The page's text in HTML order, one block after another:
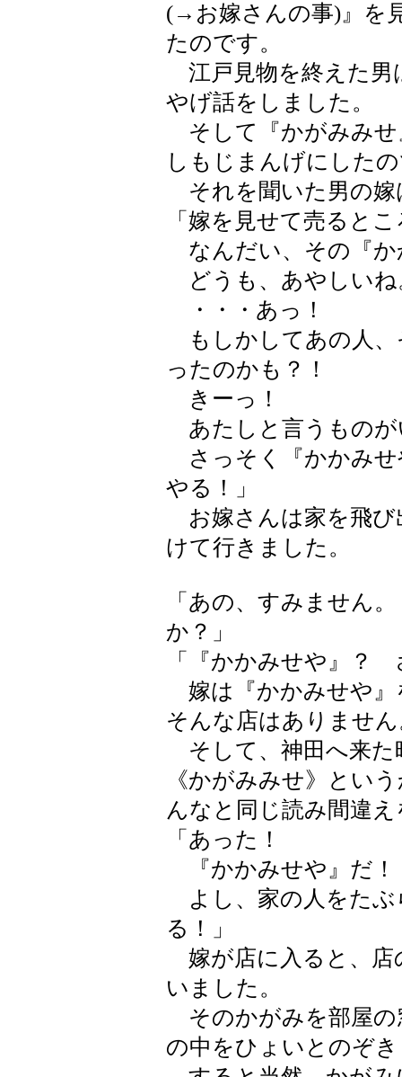
(→お嫁さんの事)』を
たのです。
江戸見物を終えた男
やげ話をしました。
そして『かがみみせ
しもじまんげにした
それを聞いた男の嫁
「嫁を見せて売ると
なんだい、その『か
どうも、あやしいね
・・・あっ！
もしかしてあの人、
ったのかも？！
きーっ！
あたしと言うものが
さっそく『かかみせ
やる！」
お嫁さんは家を飛び
けて行きました。
「あの、すみません
か？」
「『かかみせや』？
嫁は『かかみせや』
そんな店はありませ
そして、神田へ来た
《かがみみせ》とい
んなと同じ読み間違
「あった！
『かかみせや』だ！
よし、家の人をたぶ
る！」
嫁が店に入ると、店
いました。
そのかがみを部屋の
の中をひょいとのぞ